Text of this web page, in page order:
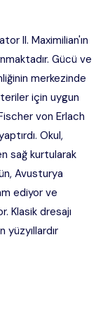
II. Maximilian'ın
Gücü ve
merkezinde
için uygun
von Erlach
Okul,
sağ kurtularak
Avusturya
ediyor ve
Klasik dresajı
yüzyıllardır